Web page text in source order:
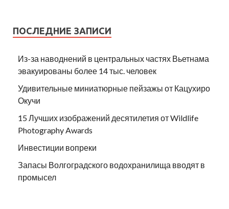
ПОСЛЕДНИЕ ЗАПИСИ
Из-за наводнений в центральных частях Вьетнама
эвакуированы более 14 тыс. человек
Удивительные миниатюрные пейзажы от Кацухиро
Окучи
15 Лучших изображений десятилетия от Wildlife
Photography Awards
Инвестиции вопреки
Запасы Волгоградского водохранилища вводят в
промысел